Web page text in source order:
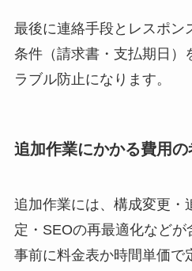
最後に連絡手段とレスポン
条件（請求書・支払期日）
ラブル防止になります。
追加作業にかかる費用の
追加作業には、構成変更・
定・SEOの再最適化など
事前に料金表か時間単価で